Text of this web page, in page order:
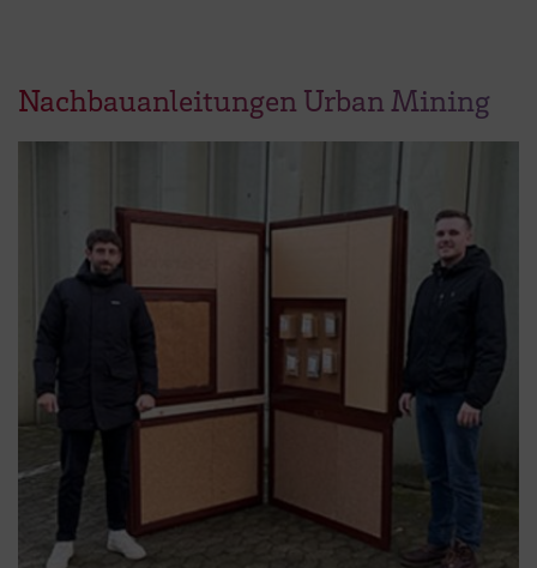
Nachbauanleitungen Urban Mining